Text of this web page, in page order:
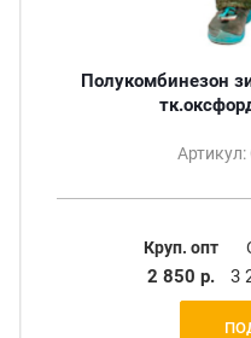
Полукомбинезон
Круп. опт
2 850 р. 3